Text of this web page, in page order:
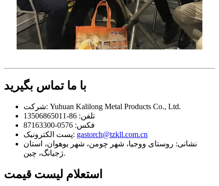
با ما تماس بگیرید
شرکت: Yuhuan Kalilong Metal Products Co., Ltd.
تلفن: 86-13506865011
فکس: 0576-87163300
پست الکترونیک: gastorch@tzkll.com.cn
نشانی: روستای ووجیا، شهر چومن، شهر یوهوان، استان
ژجیانگ، چین.
استعلام لیست قیمت